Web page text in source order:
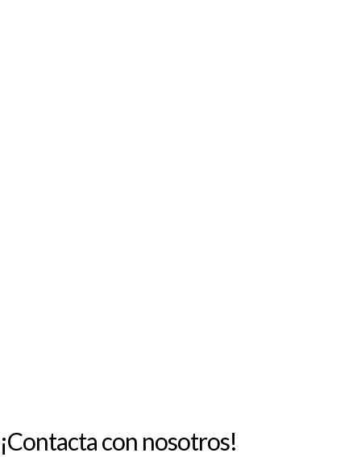
¡Contacta con nosotros!